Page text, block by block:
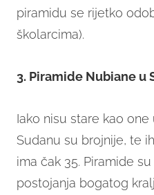
piramidu se rijetko
školarcima).
3. Piramide Nubiane u
Iako nisu stare kao
Sudanu su brojnije, te
ima čak 35. Piramide
postojanja bogatog